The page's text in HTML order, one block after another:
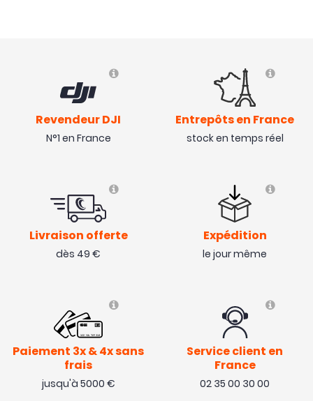
Revendeur DJI
N°1 en France
Entrepôts en France
stock en temps réel
Livraison offerte
dès 49 €
Expédition
le jour même
Paiement 3x & 4x sans
frais
jusqu'à 5000 €
Service client en
France
02 35 00 30 00